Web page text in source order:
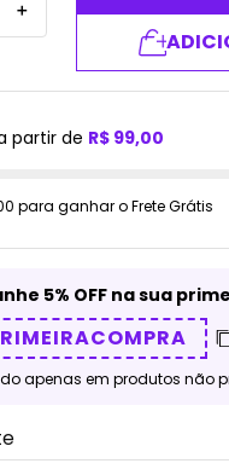
＋
partir de R$ 99,00
para ganhar o Frete Grátis
5% OFF na sua
apenas em produtos não